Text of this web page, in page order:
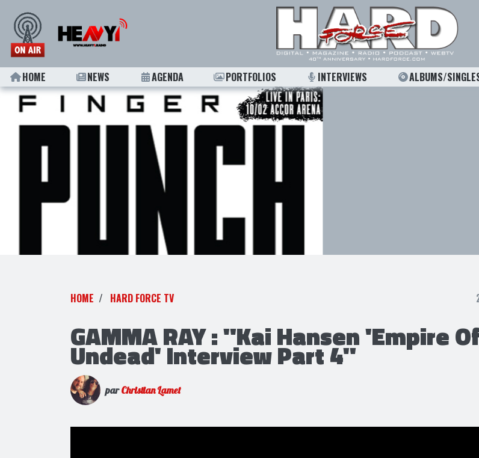
HOME NEWS AGENDA PORTFOLIOS INTERVIEWS ALBUMS/
HOME HARD FORCE TV
GAMMA RAY : "Kai Hansen 'Empire
Undead' Interview Part 4"
parChristian Lamet